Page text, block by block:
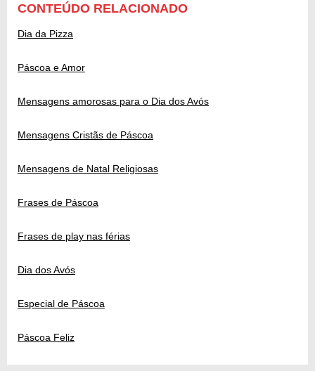
CONTEÚDO RELACIONADO
Dia da Pizza
Páscoa e Amor
Mensagens amorosas para o Dia dos Avós
Mensagens Cristãs de Páscoa
Mensagens de Natal Religiosas
Frases de Páscoa
Frases de play nas férias
Dia dos Avós
Especial de Páscoa
Páscoa Feliz